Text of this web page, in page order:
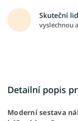
Skuteční
vyslechnou
Detailní popis
Moderní sestava